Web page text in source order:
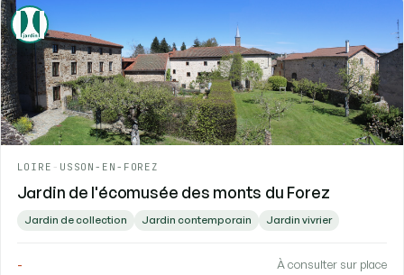
LOIRE - USSON-EN-FOREZ
Jardin de l'écomusée des monts du Forez
Jardin de collection Jardin contemporain Jardin vivrier
- À consulter sur place